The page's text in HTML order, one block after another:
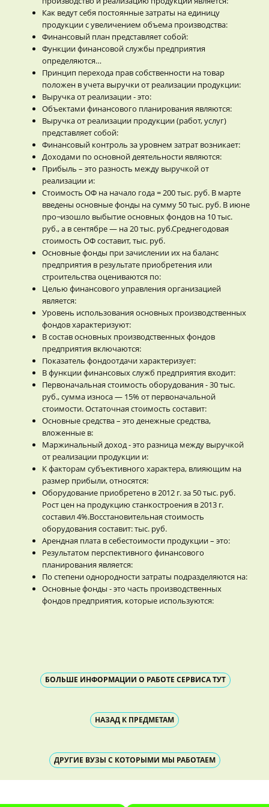
Как ведут себя постоянные затраты на единицу
продукции с увеличением объема производства:
Финансовый план представляет собой:
Функции финансовой службы предприятия
определяются…
Принцип перехода прав собственности на товар
положен в учета выручки от реализации продукции:
Выручка от реализации - это:
Объектами финансового планирования являются:
Выручка от реализации продукции (работ, услуг)
представляет собой:
Финансовый контроль за уровнем затрат возникает:
Доходами по основной деятельности являются:
Прибыль – это разность между выручкой от
реализации и:
Стоимость ОФ на начало года = 200 тыс. руб. В марте
введены основные фонды на сумму 50 тыс. руб. В июне
про¬изошло выбытие основных фондов на 10 тыс.
руб., а в сентябре — на 20 тыс. руб.Среднегодовая
стоимость ОФ составит, тыс. руб.
Основные фонды при зачислении их на баланс
предприятия в результате приобретения или
строительства оцениваются по:
Целью финансового управления организацией
является:
Уровень использования основных производственных
фондов характеризуют:
В состав основных производственных фондов
предприятия включаются:
Показатель фондоотдачи характеризует:
В функции финансовых служб предприятия входит:
Первоначальная стоимость оборудования - 30 тыс.
руб., сумма износа — 15% от первоначальной
стоимости. Остаточная стоимость составит:
Основные средства – это денежные средства,
вложенные в:
Маржинальный доход - это разница между выручкой
от реализации продукции и:
К факторам субъективного характера, влияющим на
размер прибыли, относятся:
Оборудование приобретено в 2012 г. за 50 тыс. руб.
Рост цен на продукцию станкостроения в 2013 г.
составил 4%.Восстановительная стоимость
оборудования составит: тыс. руб.
Арендная плата в себестоимости продукции – это:
Результатом перспективного финансового
планирования является:
По степени однородности затраты подразделяются на:
Основные фонды - это часть производственных
фондов предприятия, которые используются:
БОЛЬШЕ ИНФОРМАЦИИ О РАБОТЕ СЕРВИСА ТУТ
НАЗАД К ПРЕДМЕТАМ
ДРУГИЕ ВУЗЫ С КОТОРЫМИ МЫ РАБОТАЕМ